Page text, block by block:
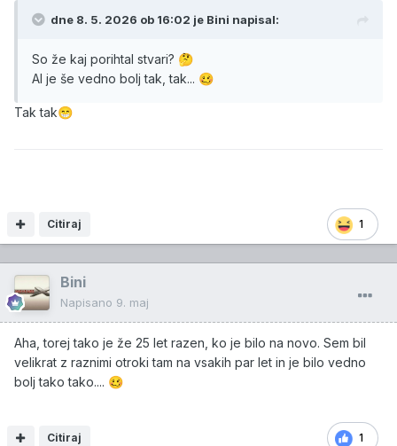
dne 8. 5. 2026 ob 16:02 je Bini napisal:
So že kaj porihtal stvari? 🤔
Al je še vedno bolj tak, tak... 🥴
Tak tak😁
1
Citiraj
Bini
Napisano 9. maj
Aha, torej tako je že 25 let razen, ko je bilo na novo. Sem bil
velikrat z raznimi otroki tam na vsakih par let in je bilo vedno
bolj tako tako.... 🥴
1
Citiraj